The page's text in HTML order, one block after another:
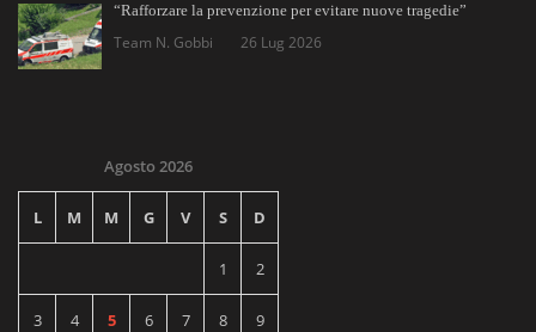
“Rafforzare la prevenzione per evitare nuove tragedie”
Team N. Gobbi 26 Lug 2026
Agosto 2026
L M M G V S D
1 2
3 4 5 6 7 8 9